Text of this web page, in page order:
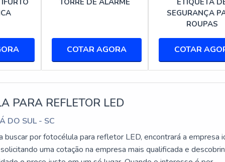
ser encontradas em diferentesmedidas
conforme a
possui dimensões pequenas que a tornam ideal para itens
RF, operando em frequências específicas para garantir a
facilmente identificados por sistemas de detecção na saída
TORRE DE ALARME
COTAR AGORA
ETIQUETA
SEGURANÇA
ROUPAS
COTAR
PARA REFLETOR LED
DO SUL - SC
buscar por fotocélula para refletor LED, encontrará a empresa
uma cotação na empresa mais qualificada e